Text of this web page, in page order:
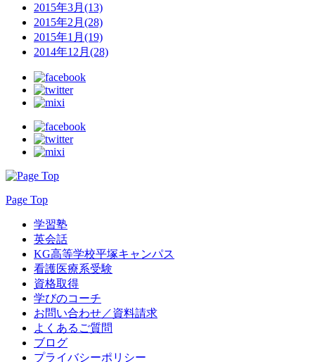
2015年3月(13)
2015年2月(28)
2015年1月(19)
2014年12月(28)
Page Top
学習塾
英会話
KG高等学校平塚キャンパス
看護医療系受験
資格取得
学びのコーチ
お問い合わせ／資料請求
よくあるご質問
ブログ
プライバシーポリシー